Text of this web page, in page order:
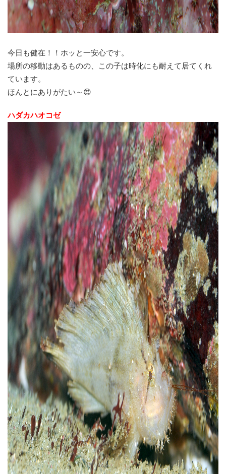
今日も健在！！ホッと一安心です。
場所の移動はあるものの、この子は時化にも耐えて居てくれ
ています。
ほんとにありがたい～😍
ハダカハオコゼ